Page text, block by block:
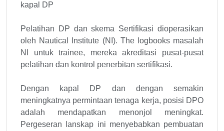
kapal DP
Pelatihan DP dan skema Sertifikasi dioperasikan
oleh Nautical Institute (NI). The logbooks masalah
NI untuk trainee, mereka akreditasi pusat-pusat
pelatihan dan kontrol penerbitan sertifikasi.
Dengan kapal DP dan dengan semakin
meningkatnya permintaan tenaga kerja, posisi DPO
adalah mendapatkan menonjol meningkat.
Pergeseran lanskap ini menyebabkan pembuatan